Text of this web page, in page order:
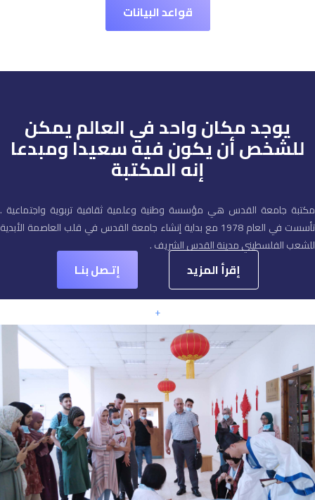
قواعد البيانات
يوجد مكان واحد في العالم يمكن
للشخص أن يكون فيه سعيدا ومبدعا
إنه المكتبة
مكتبة جامعة القدس هي مؤسسة وطنية وعلمية ثقافية تربوية واجتماعية .
تأسست في العام 1978 مع بداية إنشاء جامعة القدس في قلب العاصمة الأبدية
للشعب الفلسطيني مدينة القدس الشريف .
إقرأ المزيد إتـصل بنـا
+